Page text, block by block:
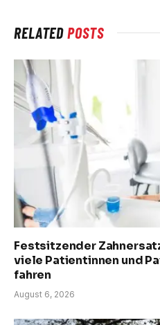
RELATEDPOSTS
Festsitzender
viele Patientinnen und
fahren
August 6, 2026